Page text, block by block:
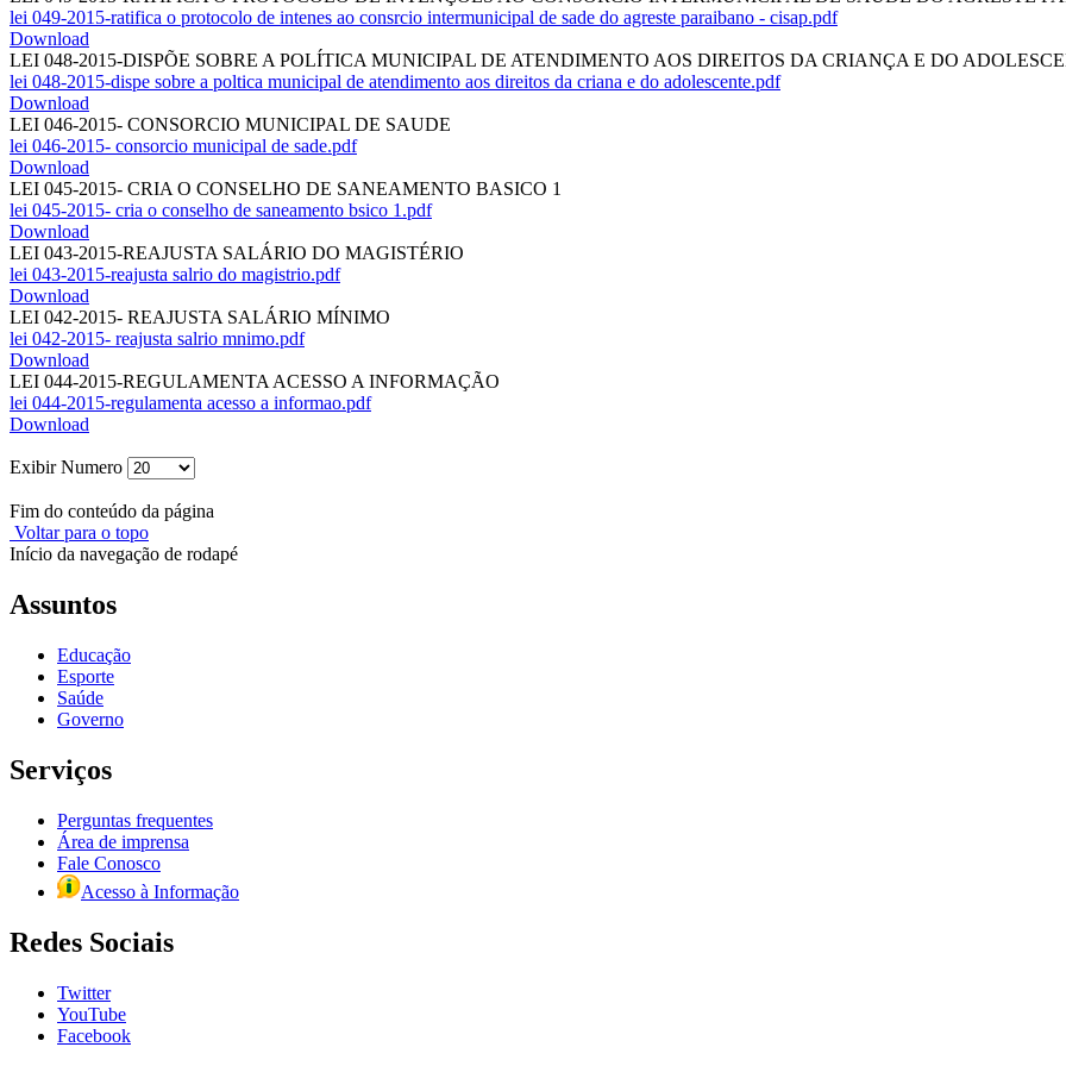
lei 049-2015-ratifica o protocolo de intenes ao consrcio intermunicipal de sade do agreste paraibano - cisap.pdf
Download
LEI 048-2015-DISPÕE SOBRE A POLÍTICA MUNICIPAL DE ATENDIMENTO AOS DIREITOS DA CRIANÇA E DO
lei 048-2015-dispe sobre a poltica municipal de atendimento aos direitos da criana e do adolescente.pdf
Download
LEI 046-2015- CONSORCIO MUNICIPAL DE SAUDE
lei 046-2015- consorcio municipal de sade.pdf
Download
LEI 045-2015- CRIA O CONSELHO DE SANEAMENTO BASICO 1
lei 045-2015- cria o conselho de saneamento bsico 1.pdf
Download
LEI 043-2015-REAJUSTA SALÁRIO DO MAGISTÉRIO
lei 043-2015-reajusta salrio do magistrio.pdf
Download
LEI 042-2015- REAJUSTA SALÁRIO MÍNIMO
lei 042-2015- reajusta salrio mnimo.pdf
Download
LEI 044-2015-REGULAMENTA ACESSO A INFORMAÇÃO
lei 044-2015-regulamenta acesso a informao.pdf
Download
Exibir Numero
Fim do conteúdo da página
Voltar para o topo
Início da navegação de rodapé
Assuntos
Educação
Esporte
Saúde
Governo
Serviços
Perguntas frequentes
Área de imprensa
Fale Conosco
Acesso à Informação
Redes Sociais
Twitter
YouTube
Facebook